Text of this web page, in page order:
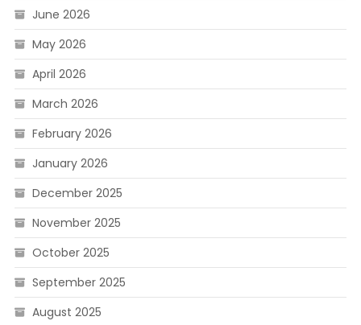
June 2026
May 2026
April 2026
March 2026
February 2026
January 2026
December 2025
November 2025
October 2025
September 2025
August 2025